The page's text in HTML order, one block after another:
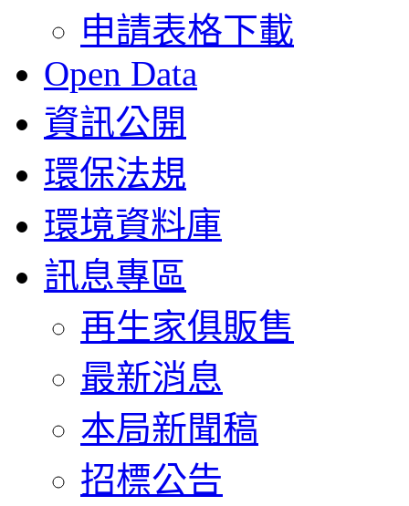
申請表格下載
Open Data
資訊公開
環保法規
環境資料庫
訊息專區
再生家俱販售
最新消息
本局新聞稿
招標公告